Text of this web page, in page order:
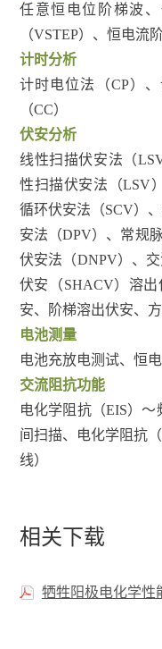
阳极试样名称
铝合金 浸
锌合金 浸
任意恒电位阶梯波
（VSTEP）、恒电流
计时分析
计时电位法（CP）
（CC）
伏安分析
线性扫描伏安法（
性扫描伏安法（LSV
循环伏安法（SCV）
安法（DPV）、常规
伏安法（DNPV）、
伏安（SHACV）溶
安、阶梯溶出伏安、
电池测量
电池充放电测试、恒
交流阻抗功能
电化学阻抗（EIS）
间扫描、电化学阻抗
线）
相关下载
牺牲阳极电化学性